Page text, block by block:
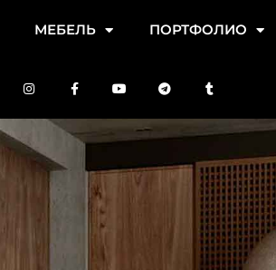
МЕБЕЛЬ ПОРТФОЛИО